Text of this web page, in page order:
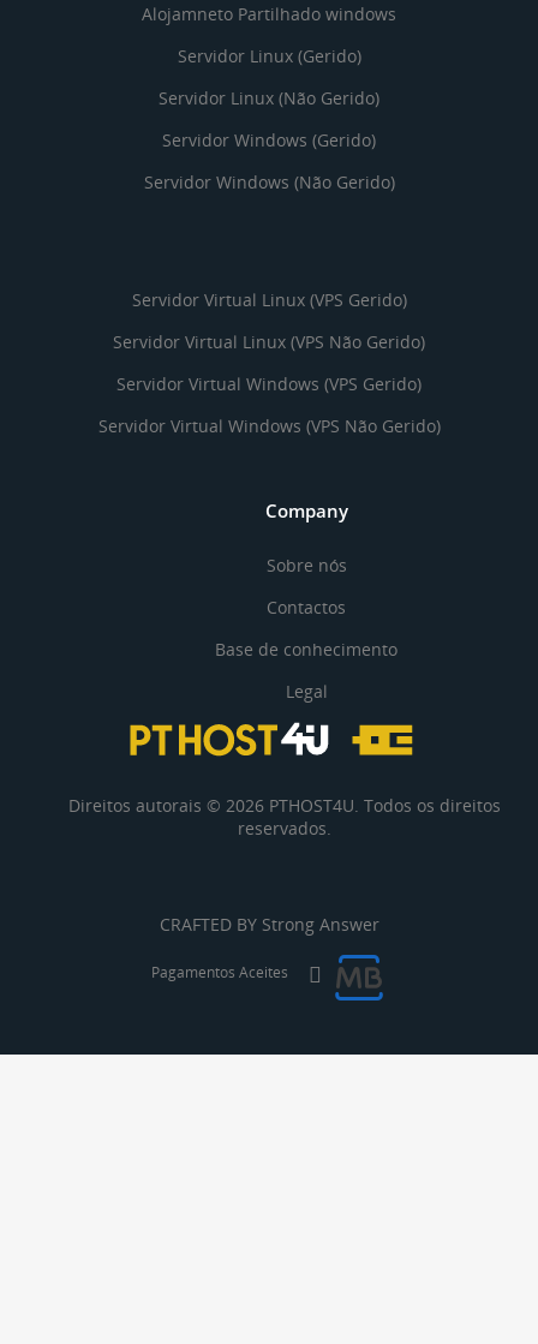
Alojamneto Partilhado windows
Servidor Linux (Gerido)
Servidor Linux (Não Gerido)
Servidor Windows (Gerido)
Servidor Windows (Não Gerido)
Servidor Virtual Linux (VPS Gerido)
Servidor Virtual Linux (VPS Não Gerido)
Servidor Virtual Windows (VPS Gerido)
Servidor Virtual Windows (VPS Não Gerido)
Company
Sobre nós
Contactos
Base de conhecimento
Legal
Direitos autorais © 2026 PTHOST4U. Todos os direitos
reservados.
CRAFTED BY Strong Answer
Pagamentos Aceites